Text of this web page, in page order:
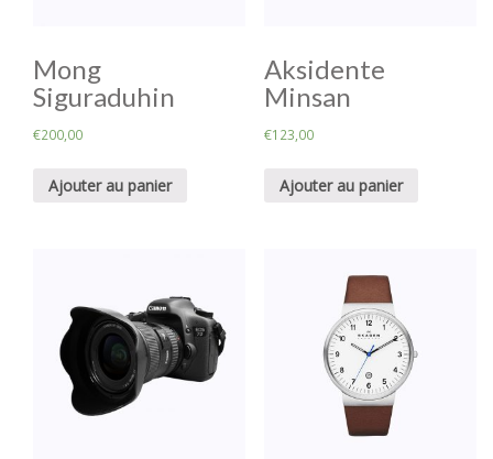
Mong
Siguraduhin
€200,00
Ajouter au panier
Aksidente
Minsan
€123,00
Ajouter au panier